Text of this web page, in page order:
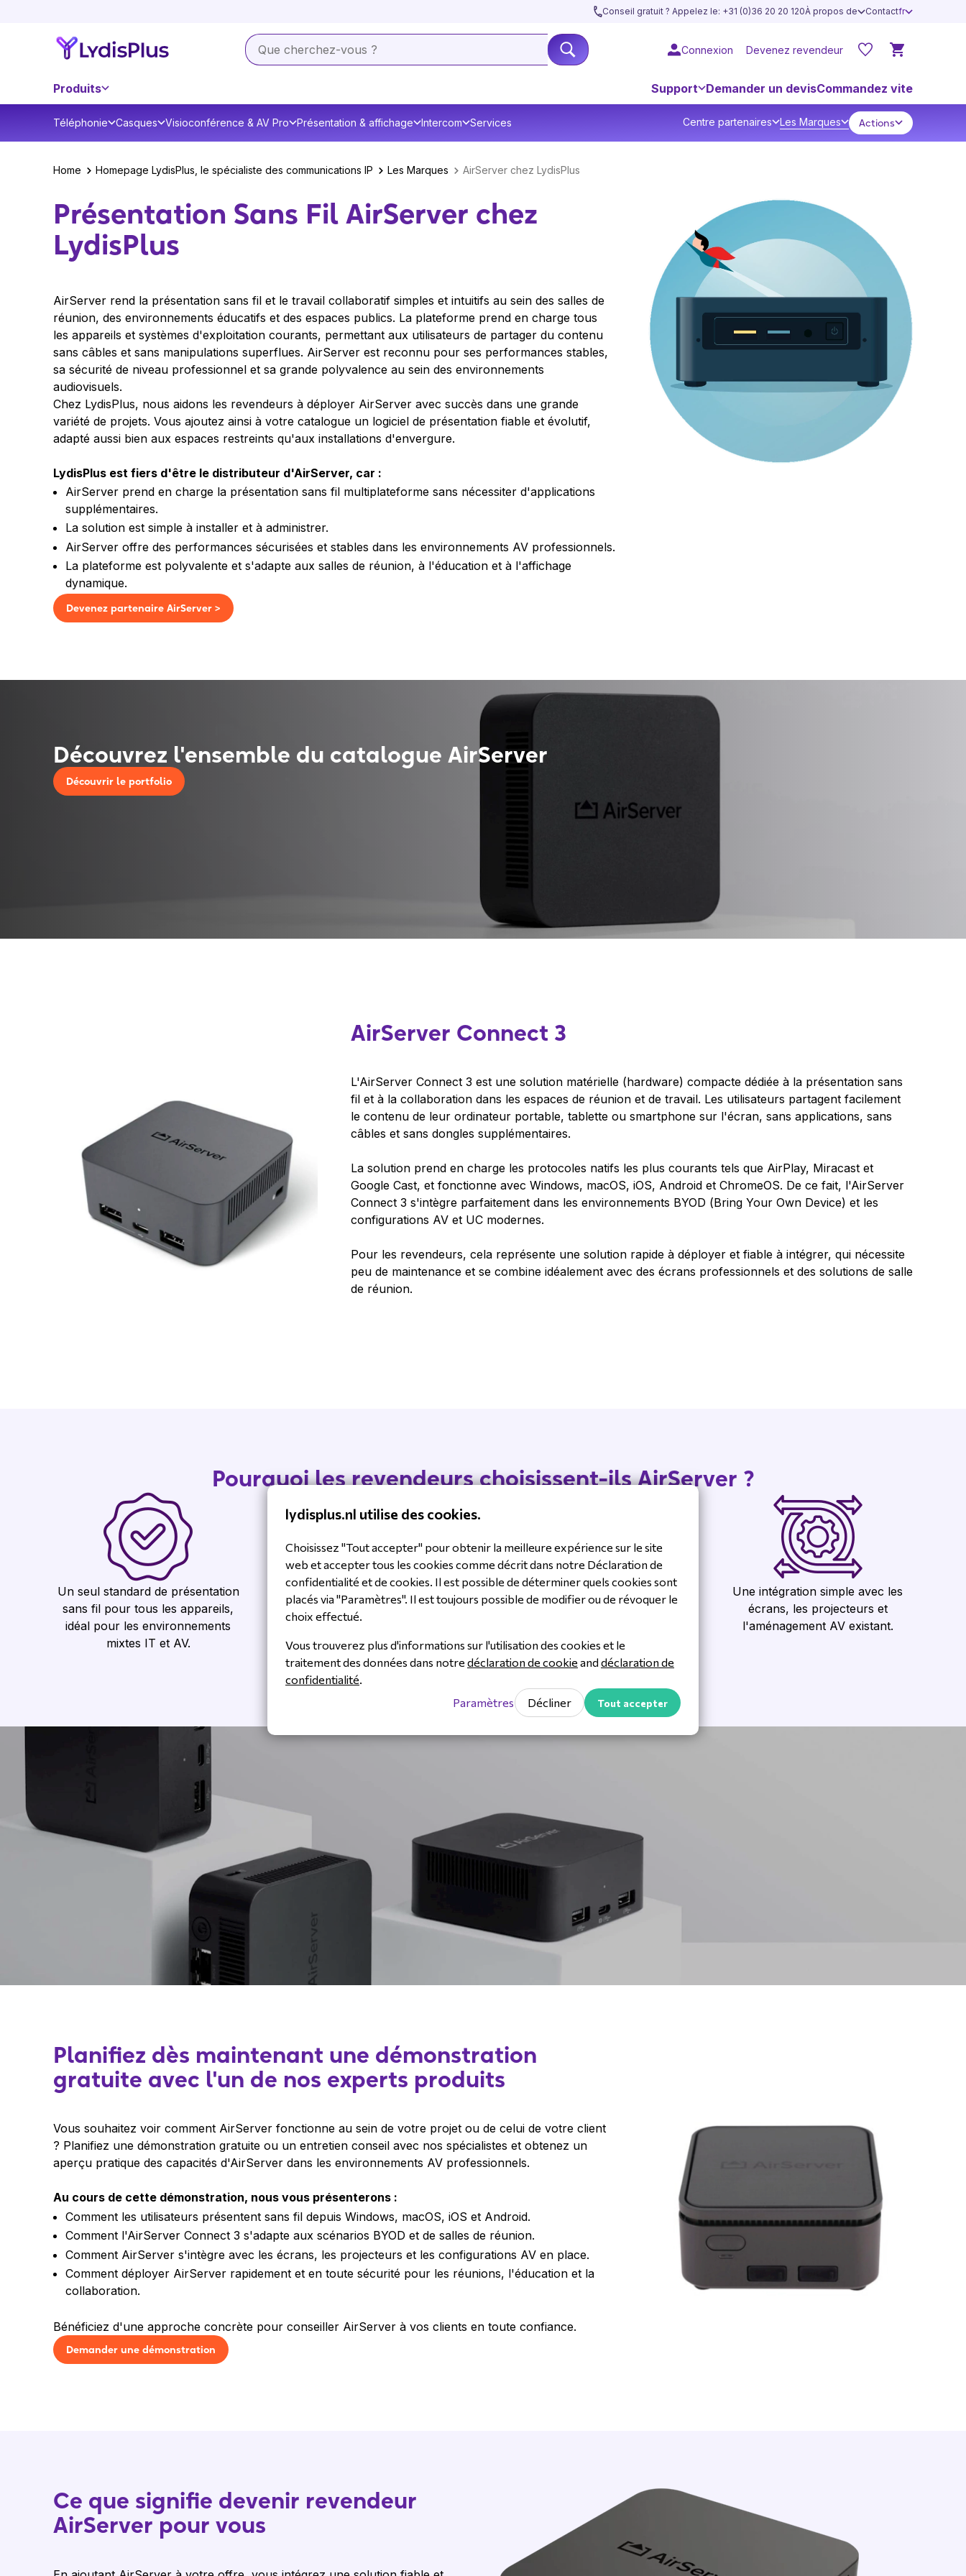
Conseil gratuit ? Appelez le: +31 (0)36 20 20 120À propos de Contactfr
Connexion Devenez revendeur
Produits Support Demander un devisCommandez vite
Téléphonie Casques Visioconférence & AV Pro Présentation & affichage Intercom Services Centre partenaires Les Marques Actions
Home Homepage LydisPlus, le spécialiste des communications IP Les Marques AirServer chez LydisPlus
Présentation Sans Fil AirServer chez
LydisPlus
AirServer rend la présentation sans fil et le travail collaboratif simples et intuitifs au sein des salles de
réunion, des environnements éducatifs et des espaces publics. La plateforme prend en charge tous
les appareils et systèmes d'exploitation courants, permettant aux utilisateurs de partager du contenu
sans câbles et sans manipulations superflues. AirServer est reconnu pour ses performances stables,
sa sécurité de niveau professionnel et sa grande polyvalence au sein des environnements
audiovisuels.
Chez LydisPlus, nous aidons les revendeurs à déployer AirServer avec succès dans une grande
variété de projets. Vous ajoutez ainsi à votre catalogue un logiciel de présentation fiable et évolutif,
adapté aussi bien aux espaces restreints qu'aux installations d'envergure.
LydisPlus est fiers d'être le distributeur d'AirServer, car :
AirServer prend en charge la présentation sans fil multiplateforme sans nécessiter d'applications
supplémentaires.
La solution est simple à installer et à administrer.
AirServer offre des performances sécurisées et stables dans les environnements AV professionnels.
La plateforme est polyvalente et s'adapte aux salles de réunion, à l'éducation et à l'affichage
dynamique.
Devenez partenaire AirServer >
Découvrez l'ensemble du catalogue AirServer
Découvrir le portfolio
AirServer Connect 3
L'AirServer Connect 3 est une solution matérielle (hardware) compacte dédiée à la présentation sans
fil et à la collaboration dans les espaces de réunion et de travail. Les utilisateurs partagent facilement
le contenu de leur ordinateur portable, tablette ou smartphone sur l'écran, sans applications, sans
câbles et sans dongles supplémentaires.
La solution prend en charge les protocoles natifs les plus courants tels que AirPlay, Miracast et
Google Cast, et fonctionne avec Windows, macOS, iOS, Android et ChromeOS. De ce fait, l'AirServer
Connect 3 s'intègre parfaitement dans les environnements BYOD (Bring Your Own Device) et les
configurations AV et UC modernes.
Pour les revendeurs, cela représente une solution rapide à déployer et fiable à intégrer, qui nécessite
peu de maintenance et se combine idéalement avec des écrans professionnels et des solutions de salle
de réunion.
Pourquoi les revendeurs choisissent-ils AirServer ?
Un seul standard de présentation
sans fil pour tous les appareils,
idéal pour les environnements
mixtes IT et AV.
Une livraison de projet accélérée
grâce à une installation plug-and-
play sans aucun logiciel client à
installer.
Des présentations
professionnelles en 4K avec une
salles de réunion et les salles de
classe.
Une intégration simple avec les
écrans, les projecteurs et
l'aménagement AV existant.
Planifiez dès maintenant une démonstration
gratuite avec l'un de nos experts produits
Vous souhaitez voir comment AirServer fonctionne au sein de votre projet ou de celui de votre client
? Planifiez une démonstration gratuite ou un entretien conseil avec nos spécialistes et obtenez un
aperçu pratique des capacités d'AirServer dans les environnements AV professionnels.
Au cours de cette démonstration, nous vous présenterons :
Comment les utilisateurs présentent sans fil depuis Windows, macOS, iOS et Android.
Comment l'AirServer Connect 3 s'adapte aux scénarios BYOD et de salles de réunion.
Comment AirServer s'intègre avec les écrans, les projecteurs et les configurations AV en place.
Comment déployer AirServer rapidement et en toute sécurité pour les réunions, l'éducation et la
collaboration.
Bénéficiez d'une approche concrète pour conseiller AirServer à vos clients en toute confiance.
Demander une démonstration
Ce que signifie devenir revendeur
AirServer pour vous
lydisplus.nl utilise des cookies.
Choisissez "Tout accepter" pour obtenir la meilleure expérience sur le site
web et accepter tous les cookies comme décrit dans notre Déclaration de
confidentialité et de cookies. Il est possible de déterminer quels cookies sont
placés via "Paramètres". Il est toujours possible de modifier ou de révoquer le
choix effectué.
Vous trouverez plus d'informations sur l'utilisation des cookies et le
traitement des données dans notre déclaration de cookie and déclaration de
confidentialité.
Paramètres
Décliner Tout accepter